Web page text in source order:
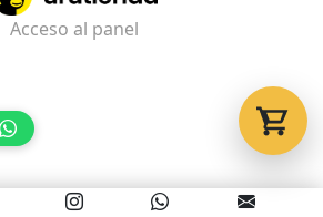
Acceso al panel